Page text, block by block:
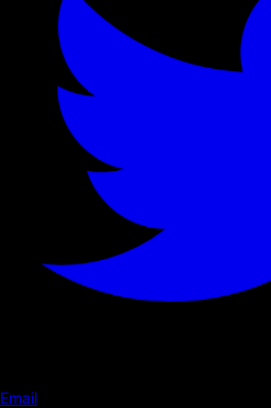
Email